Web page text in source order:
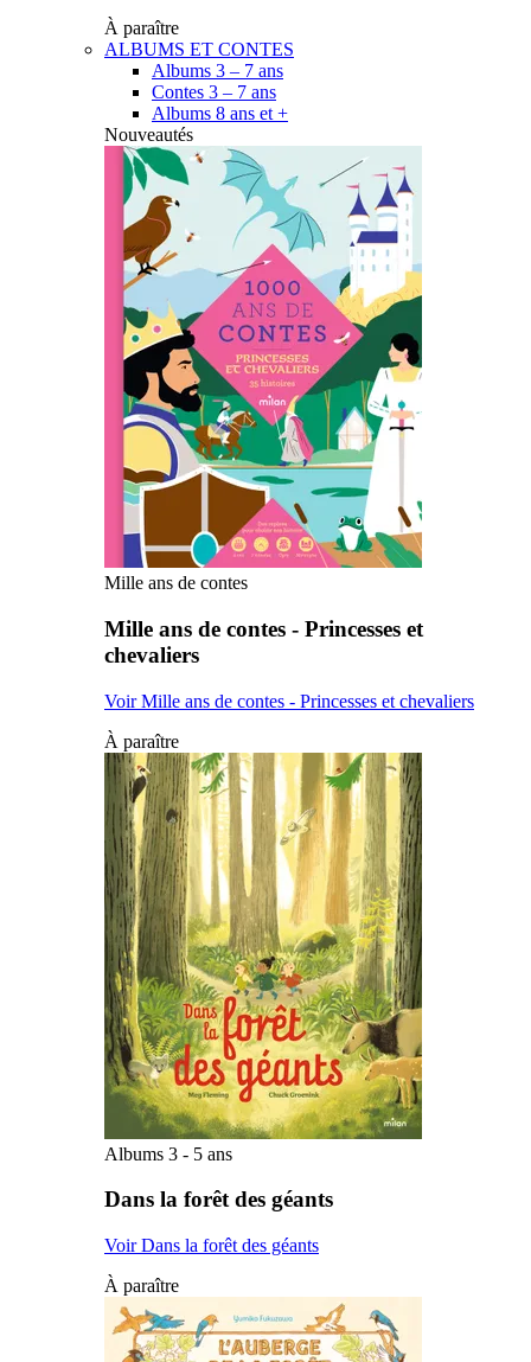
À paraître
ALBUMS ET CONTES
Albums 3 – 7 ans
Contes 3 – 7 ans
Albums 8 ans et +
Nouveautés
Mille ans de contes
Mille ans de contes - Princesses et
chevaliers
Voir Mille ans de contes - Princesses et chevaliers
À paraître
Albums 3 - 5 ans
Dans la forêt des géants
Voir Dans la forêt des géants
À paraître